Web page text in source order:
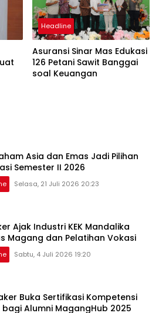
Headline
Asuransi Sinar Mas Edukasi
126 Petani Sawit Banggai
soal Keuangan
Asia dan Emas Jadi Pilihan
Semester II 2026
Selasa, 21 Juli 2026 20:23
Ajak Industri KEK Mandalika
Magang dan Pelatihan Vokasi
Sabtu, 4 Juli 2026 19:20
Buka Sertifikasi Kompetensi
Alumni MagangHub 2025